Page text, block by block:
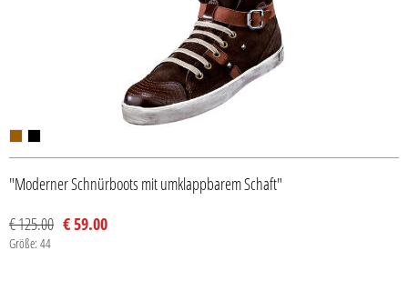
"Moderner Schnürboots mit umklappbarem Schaft"
€ 125.00 € 59.00
Größe: 44